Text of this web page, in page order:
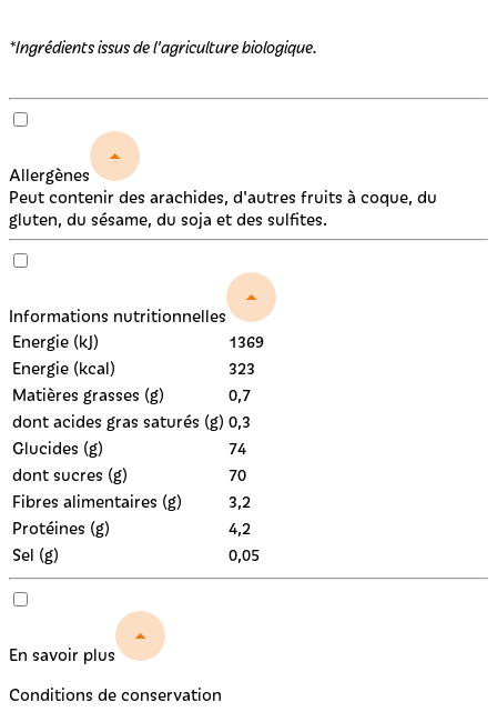
*Ingrédients issus de l'agriculture biologique.
Allergènes
Peut contenir des arachides, d'autres fruits à coque, du
gluten, du sésame, du soja et des sulfites.
Informations nutritionnelles
Energie (kJ)
1369
Energie (kcal)
323
Matières grasses (g)
0,7
dont acides gras saturés (g) 0,3
Glucides (g)
74
dont sucres (g)
70
Fibres alimentaires (g)
3,2
Protéines (g)
4,2
Sel (g)
0,05
En savoir plus
Conditions de conservation